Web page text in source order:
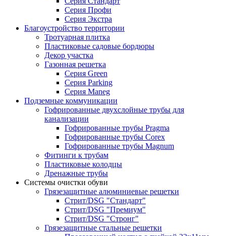
Серия Профи
Серия Экстра
Благоустройство территории
Тротуарная плитка
Пластиковые садовые бордюры
Декор участка
Газонная решетка
Серия Green
Серия Parking
Серия Maneg
Подземные коммуникации
Гофрированные двухслойные трубы для
канализации
Гофрированные трубы Pragma
Гофрированные трубы Corex
Гофрированные трубы Magnum
Фитинги к трубам
Пластиковые колодцы
Дренажные трубы
Системы очистки обуви
Грязезащитные алюминиевые решетки
Стрит/DSG "Стандарт"
Стрит/DSG "Премиум"
Стрит/DSG "Стронг"
Грязезащитные стальные решетки